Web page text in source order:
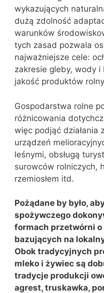
wykazujących
dużą zdolność
warunków
tych zasad pozwala
najważniejsze cele:
zakresie gleby, wody
jakość produktów
Gospodarstwa rolne
różnicowania
więc podjąć działania
urządzeń
leśnymi, obsługą
surowców rolniczych,
rzemiosłem itd.
Pożądane by było,
spożywczego
formach przetwórni
bazujących na
Obok tradycyjnych
mleko i żywiec są
tradycje produkcji
agrest, truskawka,